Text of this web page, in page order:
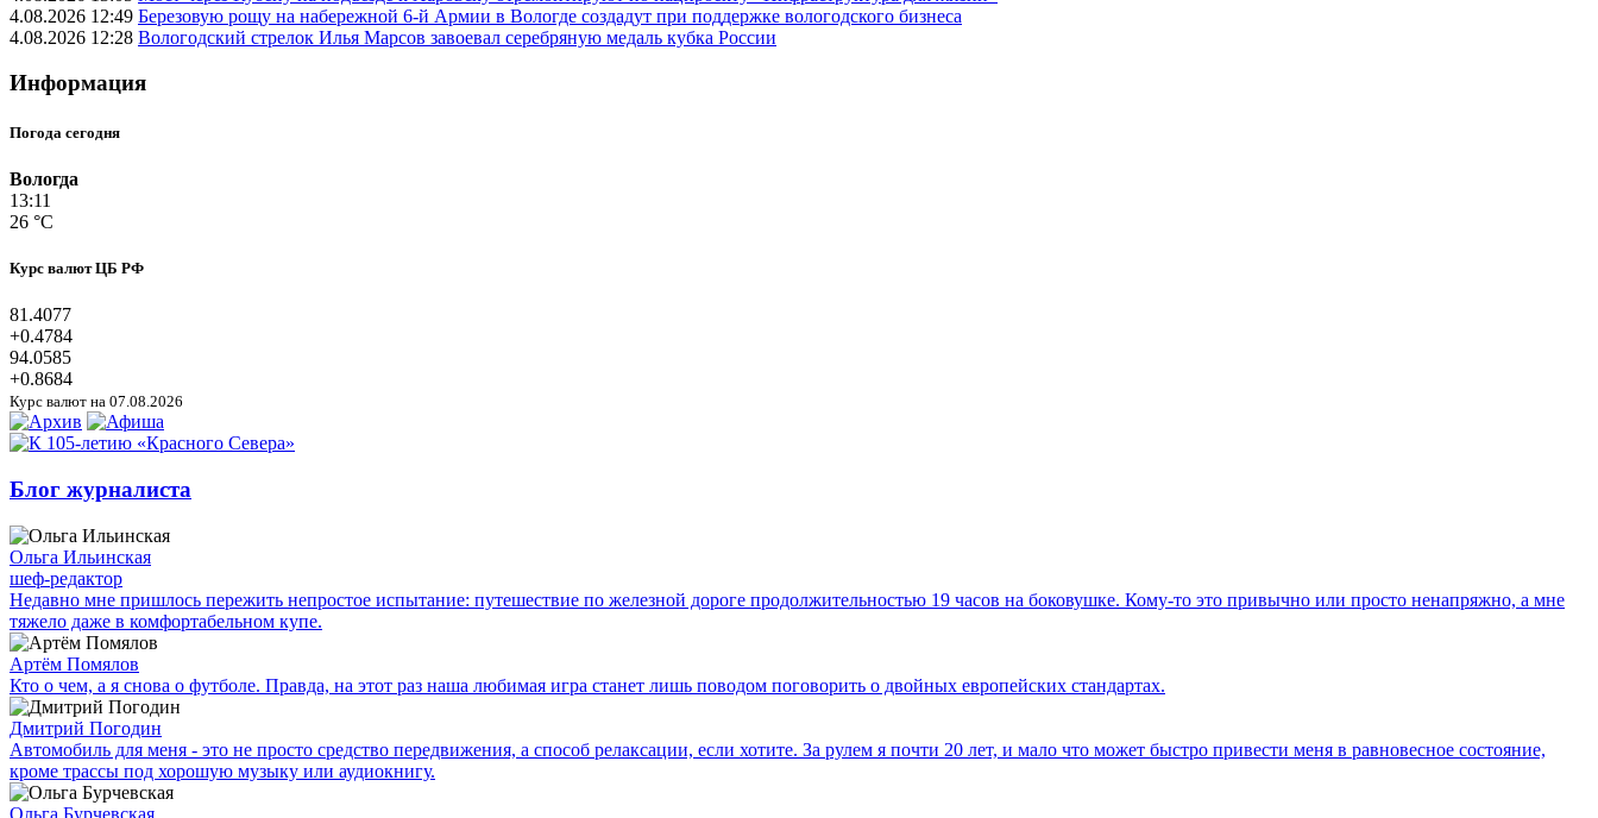
4.08.2026 12:49 Березовую рощу на набережной 6-й Армии в Вологде создадут при поддержке вологодского бизнеса
4.08.2026 12:28 Вологодский стрелок Илья Марсов завоевал серебряную медаль кубка России
Информация
Погода сегодня
Вологда
13:11
26 °C
Курс валют ЦБ РФ
81.4077
+0.4784
94.0585
+0.8684
Курс валют на 07.08.2026
Блог журналиста
Ольга Ильинская
шеф-редактор
Недавно мне пришлось пережить непростое испытание: путешествие по железной дороге продолжительностью 19 часов на боковушке. Кому-то это привычно или просто ненапряжно, а мне
тяжело даже в комфортабельном купе.
Артём Помялов
Кто о чем, а я снова о футболе. Правда, на этот раз наша любимая игра станет лишь поводом поговорить о двойных европейских стандартах.
Дмитрий Погодин
Автомобиль для меня - это не просто средство передвижения, а способ релаксации, если хотите. За рулем я почти 20 лет, и мало что может быстро привести меня в равновесное состояние,
кроме трассы под хорошую музыку или аудиокнигу.
Ольга Бурчевская